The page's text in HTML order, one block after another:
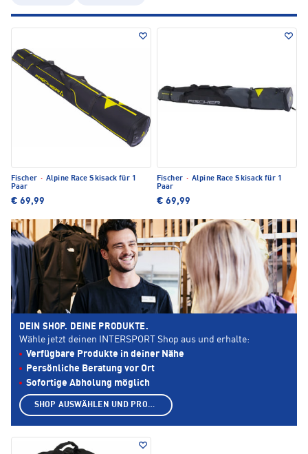
Fischer · Alpine Race Skisack für 1
Paar
€ 69,99
Fischer · Alpine Race Skisack für 1
Paar
€ 69,99
DEIN SHOP. DEINE PRODUKTE.
Wähle jetzt deinen INTERSPORT Shop aus und erhalte:
Verfügbare Produkte in deiner Nähe
Persönliche Beratung vor Ort
Sofortige Abholung möglich
SHOP AUSWÄHLEN UND PRODUKTE ANZEIGEN